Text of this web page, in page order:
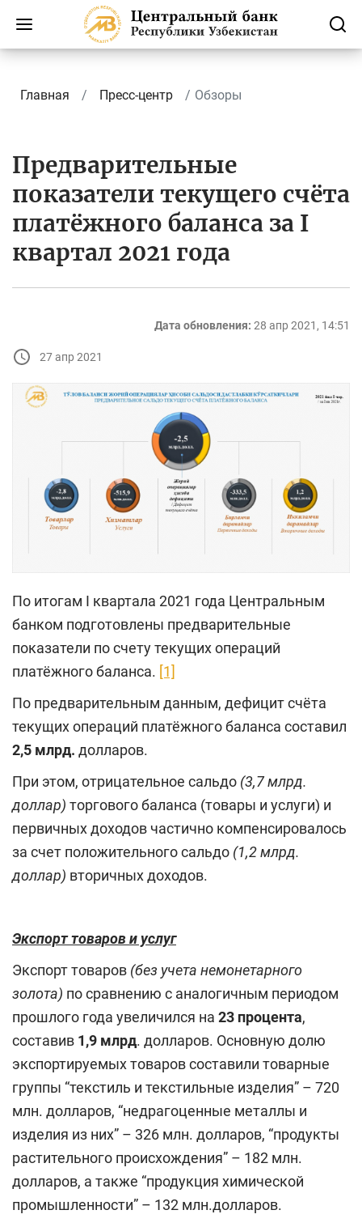
Главная Пресс-центр Обзоры
Предварительные
показатели текущего счёта
платёжного баланса за I
квартал 2021 года
Дата обновления: 28 апр 2021, 14:51
27 апр 2021
По итогам I квартала 2021 года Центральным
банком подготовлены предварительные
показатели по счету текущих операций
платёжного баланса. [1]
По предварительным данным, дефицит счёта
текущих операций платёжного баланса составил
2,5 млрд. долларов.
При этом, отрицательное сальдо (3,7 млрд.
доллар) торгового баланса (товары и услуги) и
первичных доходов частично компенсировалось
за счет положительного сальдо (1,2 млрд.
доллар) вторичных доходов.
Экспорт товаров и услуг
Экспорт товаров (без учета немонетарного
золота) по сравнению с аналогичным периодом
прошлого года увеличился на 23 процента,
составив 1,9 млрд. долларов. Основную долю
экспортируемых товаров составили товарные
группы “текстиль и текстильные изделия” – 720
млн. долларов, “недрагоценные металлы и
изделия из них” – 326 млн. долларов, “продукты
растительного происхождения” – 182 млн.
долларов, а также “продукция химической
промышленности” – 132 млн.долларов.